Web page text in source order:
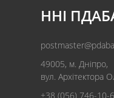
ННІ
49005, м. Дніпро,
вул. Архітектора
+38 (056) 746-10-